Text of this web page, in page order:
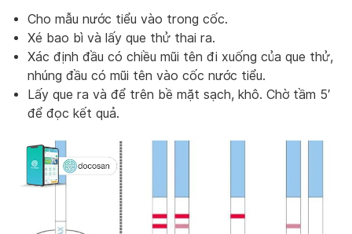
Cho mẫu nước tiểu vào trong cốc.
Xé bao bì và lấy que thử thai ra.
Xác định đầu có chiều mũi tên đi xuống của que thử,
nhúng đầu có mũi tên vào cốc nước tiểu.
Lấy que ra và để trên bề mặt sạch, khô. Chờ tầm 5′
để đọc kết quả.